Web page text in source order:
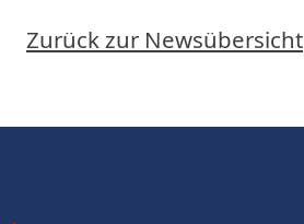
Zurück zur Newsübersicht